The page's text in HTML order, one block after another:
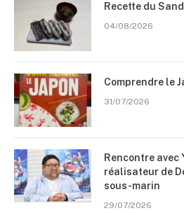
Recette du
04/08/2026
Comprendre le
31/07/2026
Rencontre avec
réalisateur de
sous-marin
29/07/2026